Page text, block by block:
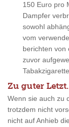
150 Euro pro
Dampfer
sowohl
vom
berichten von
zuvor
Zu guter
Wenn sie auch zu
trotzdem nicht
nicht auf Anhieb